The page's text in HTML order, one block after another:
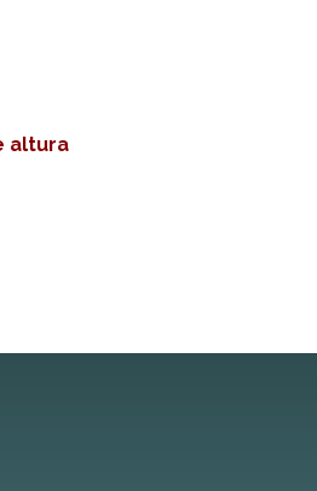
altura